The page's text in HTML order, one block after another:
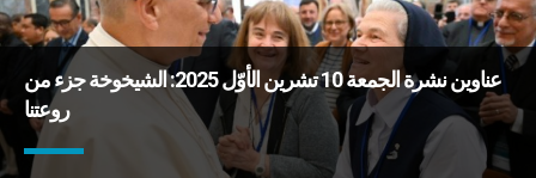
عناوين نشرة الجمعة 10 تشرين الأوّل 2025: الشيخوخة جزء من
روعتنا